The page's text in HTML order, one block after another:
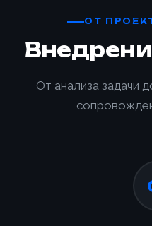
ОТ
От анализа задачи